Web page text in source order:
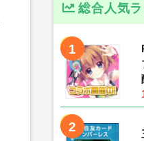
総合人気
1
2